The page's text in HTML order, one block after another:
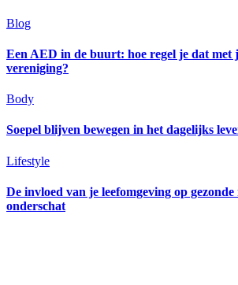
Blog
Een AED in de buurt: hoe regel je dat met
vereniging?
Body
Soepel blijven bewegen in het dagelijks
Lifestyle
De invloed van je leefomgeving op
onderschat